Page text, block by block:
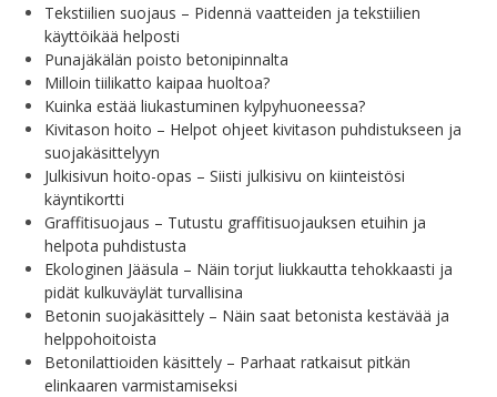
Tekstiilien suojaus – Pidennä vaatteiden ja tekstiilien
käyttöikää helposti
Punajäkälän poisto betonipinnalta
Milloin tiilikatto kaipaa huoltoa?
Kuinka estää liukastuminen kylpyhuoneessa?
Kivitason hoito – Helpot ohjeet kivitason puhdistukseen ja
suojakäsittelyyn
Julkisivun hoito-opas – Siisti julkisivu on kiinteistösi
käyntikortti
Graffitisuojaus – Tutustu graffitisuojauksen etuihin ja
helpota puhdistusta
Ekologinen Jääsula – Näin torjut liukkautta tehokkaasti ja
pidät kulkuväylät turvallisina
Betonin suojakäsittely – Näin saat betonista kestävää ja
helppohoitoista
Betonilattioiden käsittely – Parhaat ratkaisut pitkän
elinkaaren varmistamiseksi